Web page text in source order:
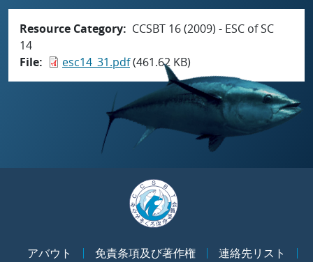
Resource Category
CCSBT 16 (2009) - ESC of SC
14
File
esc14_31.pdf(461.62 KB)
アバウト 免責条項及び著作権 連絡先リスト